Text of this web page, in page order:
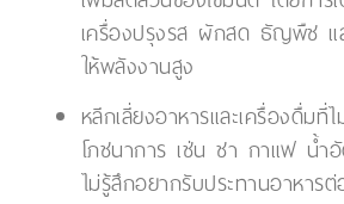
เครื่องปรุงรส ผักสด ธัญพืช แ
ให้พลังงานสูง
หลีกเลี่ยงอาหารและเครื่องดื่ม
โภชนาการ เช่น ชา กาแฟ น้ำอั
ไม่รู้สึกอยากรับประทานอาหาร